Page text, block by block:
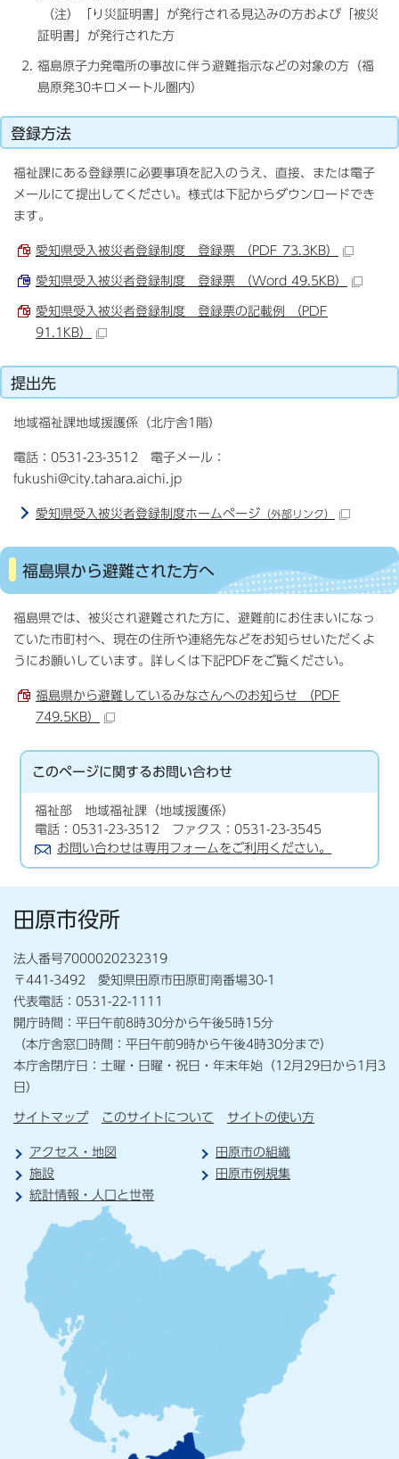
（注）「り災証明書」が発行される見込みの方および「被災
証明書」が発行された方
福島原子力発電所の事故に伴う避難指示などの対象の方（福
島原発30キロメートル圏内）
登録方法
福祉課にある登録票に必要事項を記入のうえ、直接、または電子
メールにて提出してください。様式は下記からダウンロードでき
ます。
愛知県受入被災者登録制度 登録票 （PDF 73.3KB）
愛知県受入被災者登録制度 登録票 （Word 49.5KB）
愛知県受入被災者登録制度 登録票の記載例 （PDF
91.1KB）
提出先
地域福祉課地域援護係（北庁舎1階）
電話：0531-23-3512 電子メール：
fukushi@city.tahara.aichi.jp
愛知県受入被災者登録制度ホームページ （外部リンク）
福島県から避難された方へ
福島県では、被災され避難された方に、避難前にお住まいになっ
ていた市町村へ、現在の住所や連絡先などをお知らせいただくよ
うにお願いしています。詳しくは下記PDFをご覧ください。
福島県から避難しているみなさんへのお知らせ （PDF
749.5KB）
このページに関するお問い合わせ
福祉部 地域福祉課（地域援護係）
電話：0531-23-3512 ファクス：0531-23-3545
お問い合わせは専用フォームをご利用ください。
田原市役所
法人番号7000020232319
〒441-3492 愛知県田原市田原町南番場30-1
代表電話：0531-22-1111
開庁時間：平日午前8時30分から午後5時15分
（本庁舎窓口時間：平日午前9時から午後4時30分まで）
本庁舎閉庁日：土曜・日曜・祝日・年末年始（12月29日から1月3
日）
サイトマップ このサイトについて サイトの使い方
アクセス・地図
田原市の組織
施設
田原市例規集
統計情報・人口と世帯